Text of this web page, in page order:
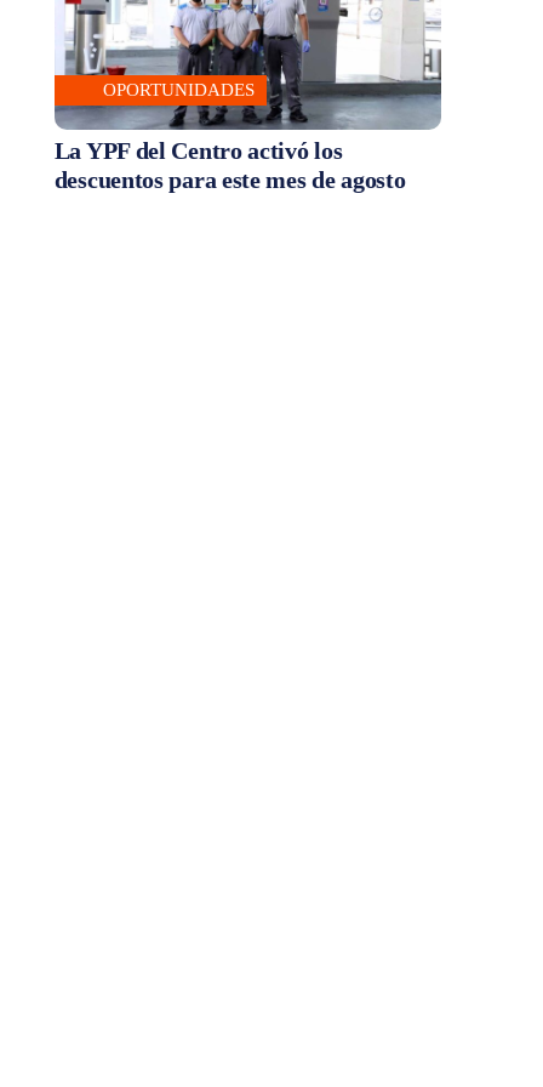
OPORTUNIDADES
La YPF del Centro activó los
descuentos para este mes de agosto